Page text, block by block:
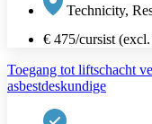
Technicity,
€ 475/cursist
Toegang tot liftschacht
asbestdeskundige